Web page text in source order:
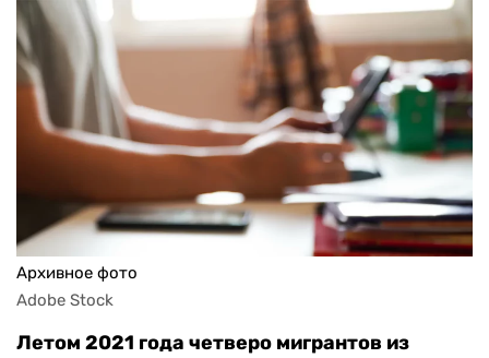
Архивное фото
Adobe Stock
Летом 2021 года четверо мигрантов из